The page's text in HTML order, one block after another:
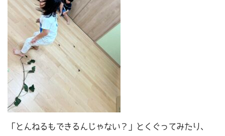
「とんねるもできるんじゃない？」とくぐってみたり、